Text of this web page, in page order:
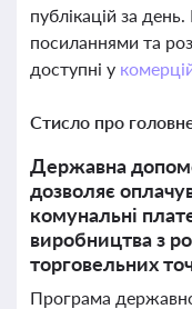
публікацій за
посиланнями та
доступні у
Стисло про
Державна
дозволяє
комунальні
виробництва з
торговельних
Програма